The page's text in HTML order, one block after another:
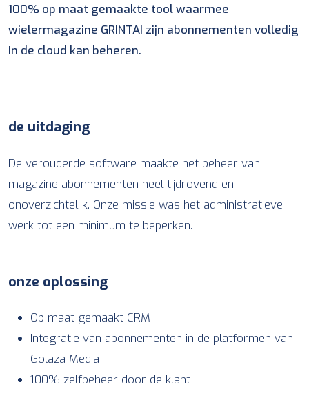
get in touch
100% op maat gemaakte tool waarmee
wielermagazine GRINTA! zijn abonnementen volledig
in de cloud kan beheren.
de uitdaging
De verouderde software maakte het beheer van
magazine abonnementen heel tijdrovend en
onoverzichtelijk. Onze missie was het administratieve
werk tot een minimum te beperken.
onze oplossing
Op maat gemaakt CRM
Integratie van abonnementen in de platformen van
Golaza Media
100% zelfbeheer door de klant